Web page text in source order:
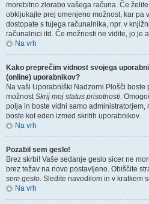
morebitno zlorabo vašega računa. Če
obkljukajte prej omenjeno možnost, kar pa
dostopate s tujega računalnika, npr. v
računalnici itd. Če možnosti ne vidite, jo je
Na vrh
Kako preprečim vidnost svojega
(online) uporabnikov?
Na vaši Uporabniški Nadzorni Plošči boste
možnostSkrij moj status prisotnosti.
polja in boste vidni samo administratorjem,
boste kot eden izmed skritih uporabnikov.
Na vrh
Pozabil sem geslo!
Brez skrbi! Vaše sedanje geslo sicer ne
brez težav na novo postavljeno. Obiščite
sem geslo. Sledite navodilom in v kratkem
Na vrh